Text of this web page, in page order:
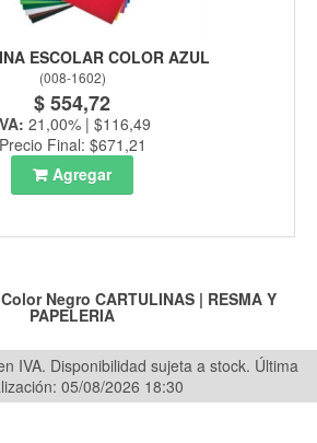
ESCOLAR COLOR AZUL
(008-1602)
$ 554,72
21,00% | $116,49
Precio Final: $671,21
Agregar
Negro CARTULINAS| RESMA Y
PAPELERIA
IVA. Disponibilidad sujeta a stock. Última
05/08/2026 18:30